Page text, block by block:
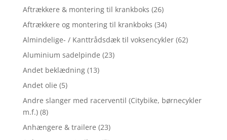
Aftrækkere & montering til krankboks (26)
Aftrækkere og montering til krankboks (34)
Almindelige- / Kanttrådsdæk til voksencykler (62)
Aluminium sadelpinde (23)
Andet beklædning (13)
Andet olie (5)
Andre slanger med racerventil (Citybike, børnecykler
m.f.) (8)
Anhængere & trailere (23)